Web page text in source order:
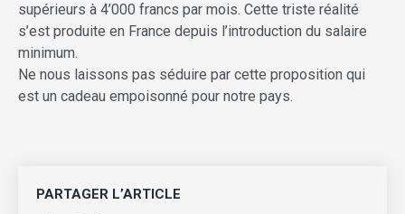
supérieurs à 4’000 francs par mois. Cette triste réalité
s’est produite en France depuis l’introduction du salaire
minimum.
Ne nous laissons pas séduire par cette proposition qui
est un cadeau empoisonné pour notre pays.
PARTAGER L’ARTICLE